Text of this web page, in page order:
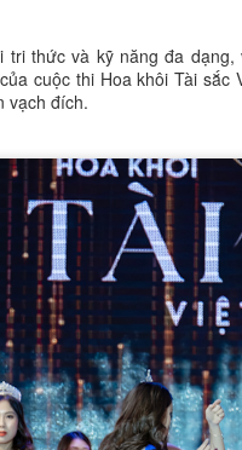
tri thức và kỹ năng đa
cuộc thi Hoa khôi Tài
vạch đích.
sân khấu với 22 ca khúc
tối 16-8 tại Nhà hát Bến
thức ra mắt, mang đến một
vào một câu chuyện kịch đầy
thuật độc đáo.
Trần Châu Mỹ Mỹ: Á
Nam - Vẻ đẹp truyền
Châu Mỹ Mỹ, Á hậu 2 The
Việt Nam 2024, là một trong
sắc Việt. Vẻ đẹp của cô
còn mang đậm nét đẹp truyền